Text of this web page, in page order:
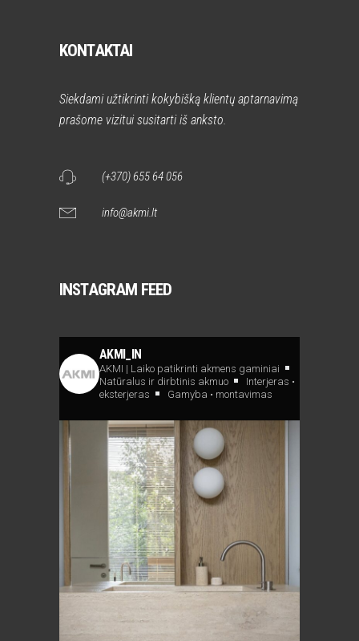
KONTAKTAI
Siekdami užtikrinti kokybišką klientų aptarnavimą
prašome vizitui susitarti iš anksto.
(+370) 655 64 056
info@akmi.lt
INSTAGRAM FEED
AKMI_IN
AKMI | Laiko patikrinti akmens gaminiai
Natūralus ir dirbtinis akmuo
Interjeras •
eksterjeras
Gamyba • montavimas